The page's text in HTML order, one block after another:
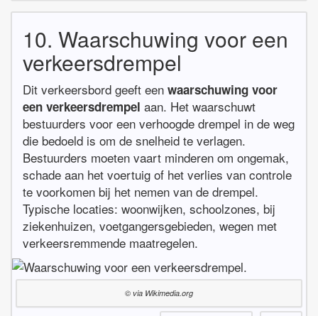
10. Waarschuwing voor een
verkeersdrempel
Dit verkeersbord geeft een waarschuwing voor
een verkeersdrempel aan. Het waarschuwt
bestuurders voor een verhoogde drempel in de weg
die bedoeld is om de snelheid te verlagen.
Bestuurders moeten vaart minderen om ongemak,
schade aan het voertuig of het verlies van controle
te voorkomen bij het nemen van de drempel.
Typische locaties: woonwijken, schoolzones, bij
ziekenhuizen, voetgangersgebieden, wegen met
verkeersremmende maatregelen.
© via Wikimedia.org